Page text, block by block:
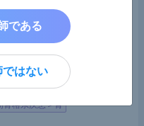
ターゼ症の可能性―
専門医と連携を」早
骨格系疾患＞骨
ではない
である